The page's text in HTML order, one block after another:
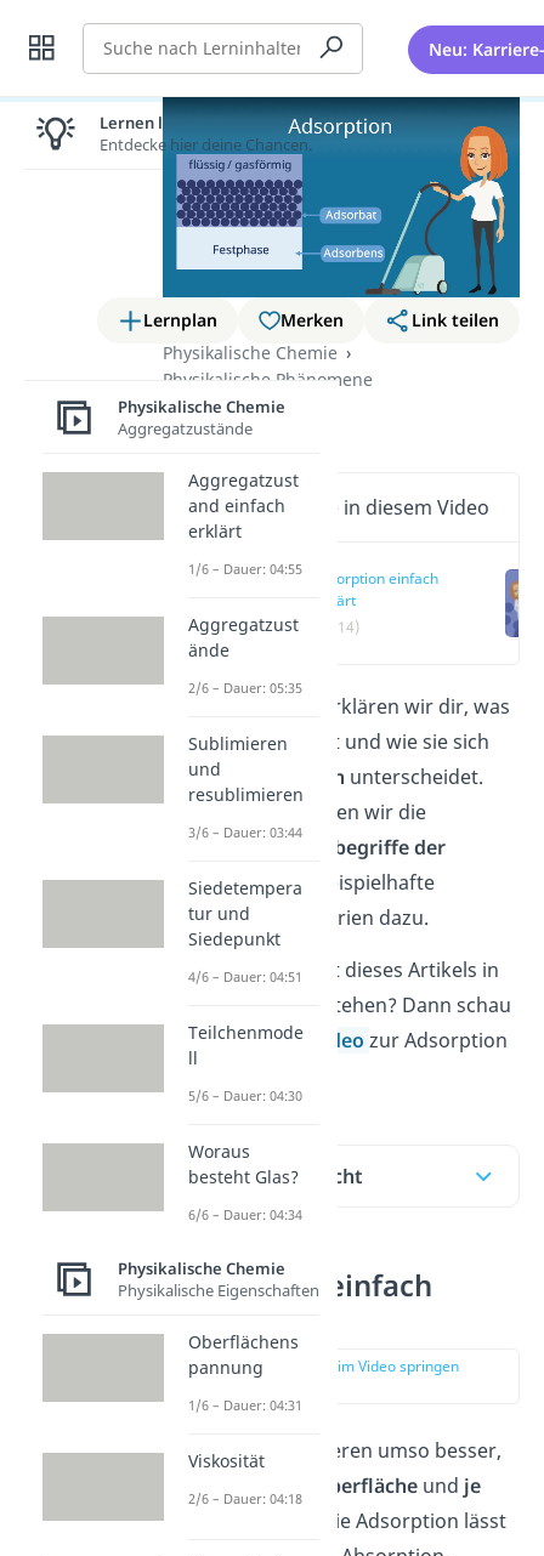
Suche Neu:
Lernplan Merken
Link teilen
Physikalische Chemie
Physikalische Phänomene
Adsorption
Wichtige Inhalte in diesem Video
Adsorption einfach
erklärt
(00:14)
In diesem Artikel erklären wir dir, was
eineAdsorption
ist und wie sie sich
von der
Absorption unterscheidet.
Außerdem definieren wir die
wichtigsten
Grundbegriffe der
Adsorptionund beispielhafte
Anwendungsszenarien dazu.
Du willst den Inhalt dieses Artikels in
kürzester Zeit verstehen? Dann schau
dir gerne unser
Videozur Adsorption
Inhaltsübersicht
Adsorption einfach
zur Stelle im Video springen
Feststoffe adsorbieren umso besser,
Oberfläche und je
poröser
sie sind. Die Adsorption lässt
Lernen lohnt sich!
Entdecke hier deine Chancen.
Physikalische Chemie
Aggregatzustände
Aggregatzust
and einfach
erklärt
1/6 – Dauer: 04:55
Aggregatzust
ände
2/6 – Dauer: 05:35
Sublimieren
und
resublimieren
3/6 – Dauer: 03:44
Siedetempera
tur und
Siedepunkt
4/6 – Dauer: 04:51
Teilchenmode
ll
5/6 – Dauer: 04:30
Woraus
besteht Glas?
6/6 – Dauer: 04:34
Physikalische Chemie
Physikalische Eigenschaften
Oberflächens
pannung
1/6 – Dauer: 04:31
Viskosität
2/6 – Dauer: 04:18